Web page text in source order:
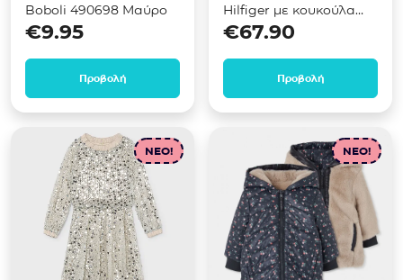
Boboli 490698 Μαύρο
€9.95
Προβολή
Hilfiger με κουκούλα
Μπλε KB0KB10553
€67.90
Προβολή
NEO! NEO!